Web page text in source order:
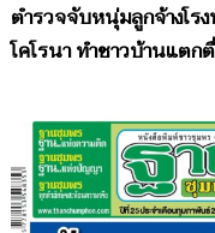
ตำรวจจับหนุ่มลูกจ้างโร
โคโรนา ทำชาวบ้านแตก